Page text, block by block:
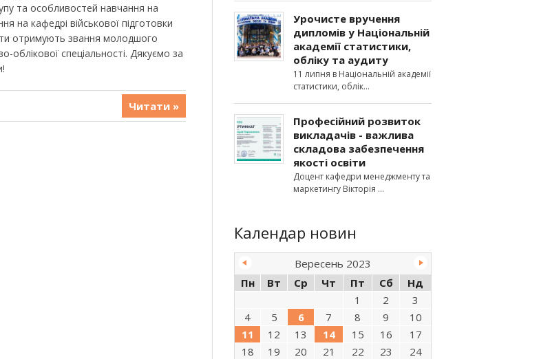
та особливостей навчання на
на кафедрі військової підготовки
отримують звання молодшого
облікової спеціальності. Дякуємо за
Читати »
Урочисте вручення
дипломів у Національній
академії статистики,
обліку та аудиту
11 липня в Національній академії
статистики, облік
Професійний розвиток
викладачів - важлива
складова забезпечення
якості освіти
Доцент кафедри менеджменту та
маркетингу Вікторія
Календар новин
Вересень 2023
Пн
Вт Ср Чт Пт Сб
Нд
1
2
3
4
5 6 7 8 9
10
11
12 13 14 15 16
17
18
19 20 21 22 23
24